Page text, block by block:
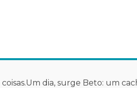
dia, surge Beto: um